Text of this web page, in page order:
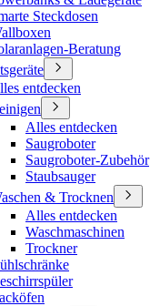
Steckdosen
Beratung
entdecken
Alles entdecken
Saugroboter
Saugroboter-Zubehör
Staubsauger
& Trocknen
Alles entdecken
Waschmaschinen
Trockner